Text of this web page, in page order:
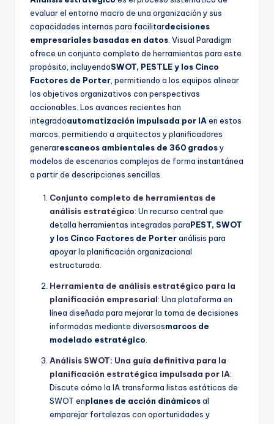
evaluar el entorno macro de una organización y sus
capacidades internas para facilitardecisiones
empresariales basadas en datos . Visual Paradigm
ofrece un conjunto completo de herramientas para este
propósito, incluyendoSWOT, PESTLE y los Cinco
Factores de Porter , permitiendo a los equipos alinear
los objetivos organizativos con perspectivas
accionables. Los avances recientes han
integradoautomatización impulsada por IA en estos
marcos, permitiendo a arquitectos y planificadores
generarescaneos ambientales de 360 gradosy
modelos de escenarios complejos de forma instantánea
a partir de descripciones sencillas.
Conjunto completo de herramientas de
análisis estratégico: Un recurso central que
detalla herramientas integradas paraPEST, SWOT
y los Cinco Factores de Porteranálisis para
apoyar la planificación organizacional
estructurada.
Herramienta de análisis estratégico para la
planificación empresarial: Una plataforma en
línea diseñada para mejorar la toma de decisiones
informadas mediante diversosmarcos de
modelado estratégico
Análisis SWOT: Una guía definitiva para la
planificación estratégica impulsada por IA:
Discute cómo la IA transforma listas estáticas de
SWOT enplanes de acción dinámicosal
emparejar fortalezas con oportunidades y